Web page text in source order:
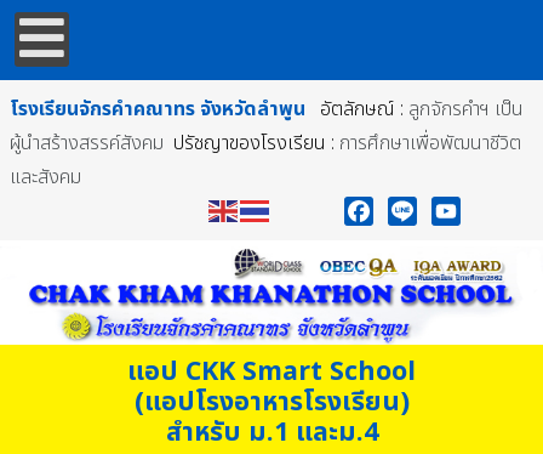
โรงเรียนจักรคำคณาทร จังหวัดลำพูน อัตลักษณ์ : ลูกจักรคำฯ เป็น
ผู้นำสร้างสรรค์สังคม ปรัชญาของโรงเรียน : การศึกษาเพื่อพัฒนาชีวิต
และสังคม
แอป CKK Smart School
(แอปโรงอาหารโรงเรียน)
สำหรับ ม.1 และม.4